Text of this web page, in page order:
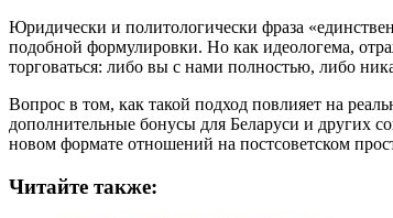
Юридически и политологически фраза
подобной формулировки. Но как идеологема,
торговаться: либо вы с нами полностью, либо
Вопрос в том, как такой подход повлияет на
дополнительные бонусы для Беларуси и других
новом формате отношений на постсоветском
Читайте также: